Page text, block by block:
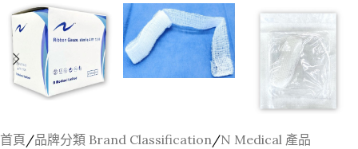
首頁/品牌分類 Brand Classification/N Medical 產品